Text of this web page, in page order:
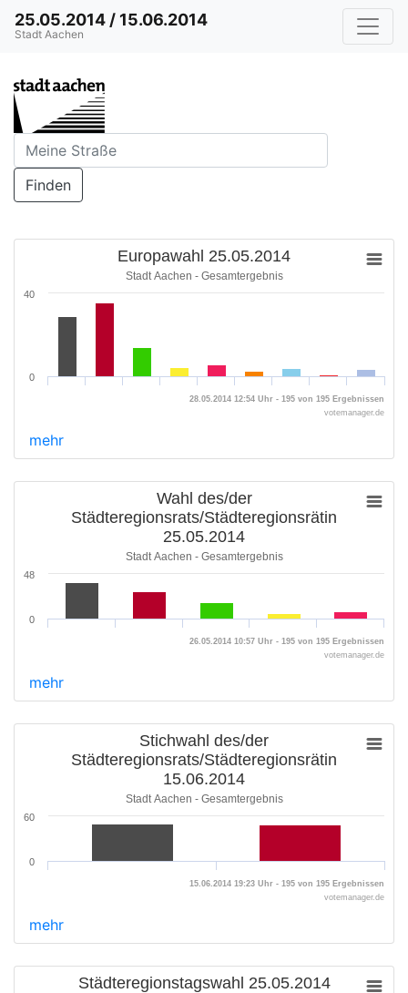
25.05.2014 / 15.06.2014
Stadt Aachen
Finden
Europawahl 25.05.2014
Stadt Aachen - Gesamtergebnis
0
40
28.05.2014 12:54 Uhr - 195 von 195 Ergebnissen
votemanager.de
mehr
Wahl des/der
Städteregionsrats/Städteregionsrätin
25.05.2014
Stadt Aachen - Gesamtergebnis
0
48
26.05.2014 10:57 Uhr - 195 von 195 Ergebnissen
votemanager.de
mehr
Stichwahl des/der
Städteregionsrats/Städteregionsrätin
15.06.2014
Stadt Aachen - Gesamtergebnis
0
60
15.06.2014 19:23 Uhr - 195 von 195 Ergebnissen
votemanager.de
mehr
Städteregionstagswahl 25.05.2014